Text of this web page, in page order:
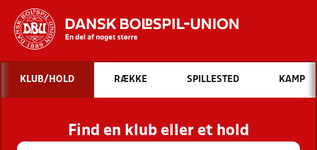
Hvad vil du søge efter?
INDHOLD OG NYHEDER
STILLINGER, RESULTATER, KLUBBER OG
HOLD
KLUB/HOLD RÆKKE SPILLESTED KAMP
Find en klub eller et hold